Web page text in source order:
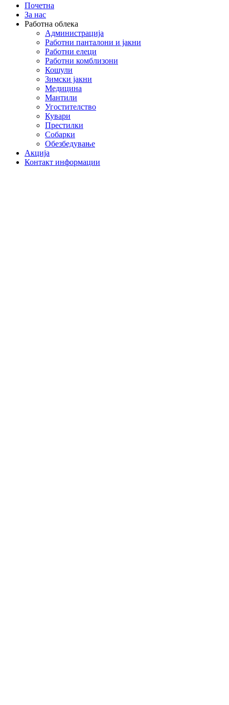
Почетна
За нас
Работна облека
Администрација
Работни панталони и јакни
Работни елеци
Работни комблизони
Кошули
Зимски јакни
Медицина
Мантили
Угостителство
Кувари
Престилки
Собарки
Обезбедување
Акција
Контакт информации